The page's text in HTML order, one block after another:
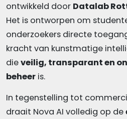
ontwikkeld door Datalab
Het is ontworpen om
onderzoekers directe
kracht van kunstmatige
dieveilig, transparant en
beheer is.
In tegenstelling tot
draait Nova AI volledig op de